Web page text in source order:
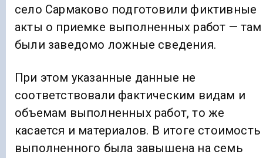
село Сармаково подготовили фиктивные
акты о приемке выполненных работ — там
были заведомо ложные сведения.
При этом указанные данные не
соответствовали фактическим видам и
объемам выполненных работ, то же
касается и материалов. В итоге стоимость
выполненного была завышена на семь